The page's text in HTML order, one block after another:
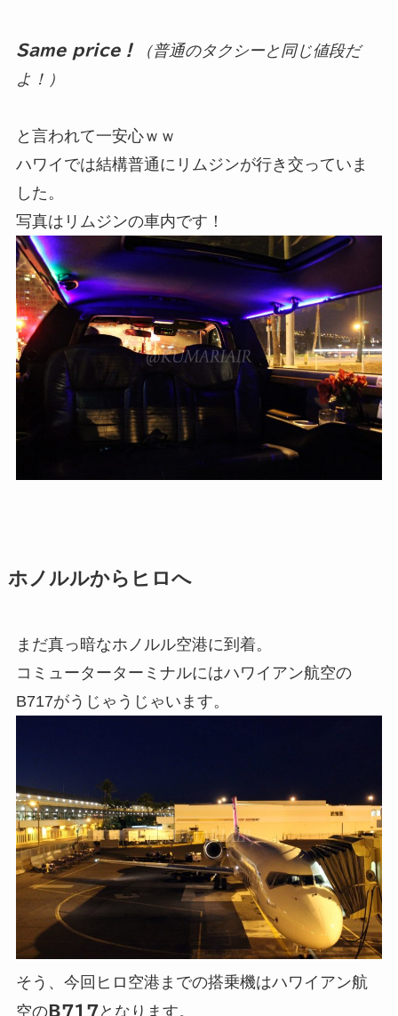
Same price！
（普通のタクシーと同じ値段だ
よ！）
と言われて一安心ｗｗ
ハワイでは結構普通にリムジンが行き交っていま
した。
写真はリムジンの車内です！
ホノルルからヒロへ
まだ真っ暗なホノルル空港に到着。
コミューターターミナルにはハワイアン航空の
B717がうじゃうじゃいます。
そう、今回ヒロ空港までの搭乗機はハワイアン航
空のB717となります。